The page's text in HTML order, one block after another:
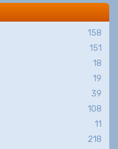
158
151
18
19
39
108
11
218